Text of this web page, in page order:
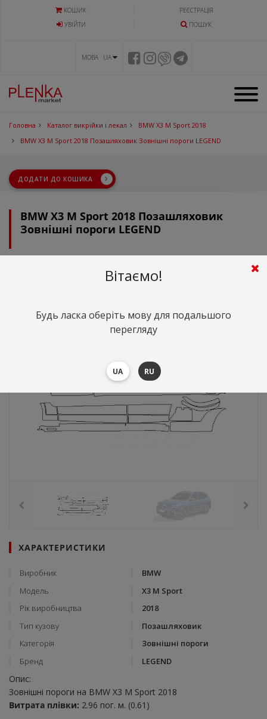
КОШИК
РЕЄСТРАЦІЯ
УВIЙТИ
ПОШУК
МОВА UA
Головна Каталог викрійки і лекал
BMW X3 M Sport 2018
BMW X3 M Sport 2018 Позашляховик Зовнішні пороги LEGEND
ДОДАТИ ДО КОШИКА
BMW X3 M Sport 2018 Позашляховик
Зовнішні пороги LEGEND
грн. ($118.4)
ХАРАКТЕРИСТИКИ
Виробник
BMW
Модель
X3 M Sport
Рік виробництва
2018
Тип кузову
Позашляховик
Категорія
Зовнішні пороги
Бренд
LEGEND
Опис:
Зовнішні пороги на BMW X3 M Sport 2018
Витрата плівки: 2.96 пог. м. (0.61)
Вітаємо!
Будь ласка оберіть мову для подальшого
перегляду
UA RU